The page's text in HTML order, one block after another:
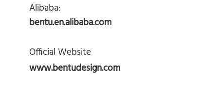
Alibaba:
bentu.en.alibaba.com
Official Website
www.bentudesign.com